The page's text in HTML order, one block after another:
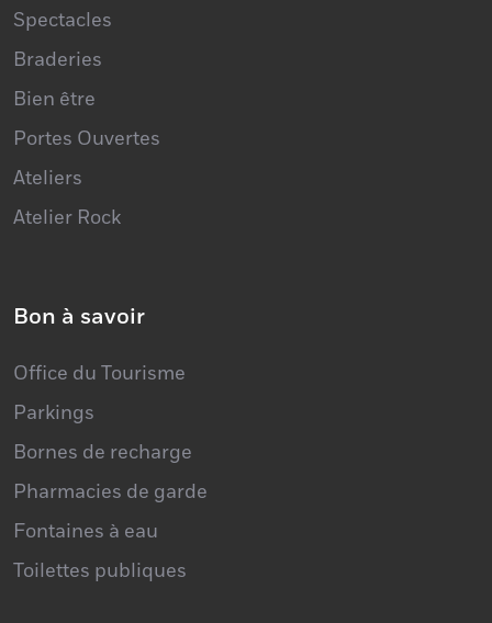
Spectacles
Braderies
Bien être
Portes Ouvertes
Ateliers
Atelier Rock
Bon à savoir
Office du Tourisme
Parkings
Bornes de recharge
Pharmacies de garde
Fontaines à eau
Toilettes publiques